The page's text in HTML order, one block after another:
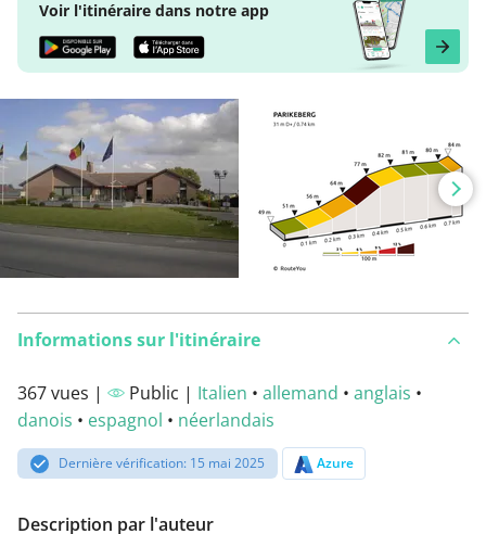
Voir l'itinéraire dans notre app
Informations sur l'itinéraire
367 vues | Public | Italien • allemand • anglais •
danois • espagnol • néerlandais
Dernière vérification: 15 mai 2025 Azure
Description par l'auteur